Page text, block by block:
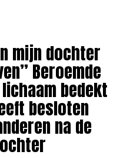
mijn dochter
Beroemde
bedekt
besloten
na de